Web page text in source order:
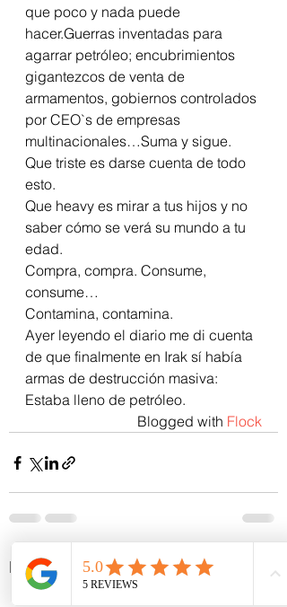
que poco y nada puede
hacer.Guerras inventadas para
agarrar petróleo; encubrimientos
gigantezcos de venta de
armamentos, gobiernos controlados
por CEO`s de empresas
multinacionales…Suma y sigue.
Que triste es darse cuenta de todo
esto.
Que heavy es mirar a tus hijos y no
saber cómo se verá su mundo a tu
edad.
Compra, compra. Consume,
consume…
Contamina, contamina.
Ayer leyendo el diario me di cuenta
de que finalmente en Irak sí había
armas de destrucción masiva:
Estaba lleno de petróleo.
Blogged with Flock
Entradas recientes